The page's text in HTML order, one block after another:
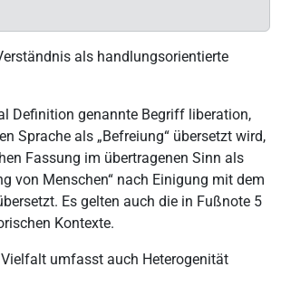
als handlungsorientierte
Definition genannte Begriff liberation,
Sprache als „Befreiung“ übersetzt wird,
Fassung im übertragenen Sinn als
von Menschen“ nach Einigung mit dem
Es gelten auch die in Fußnote 5
Kontexte.
umfasst auch Heterogenität